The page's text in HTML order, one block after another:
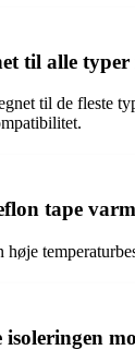
til alle typer
til de fleste
tape